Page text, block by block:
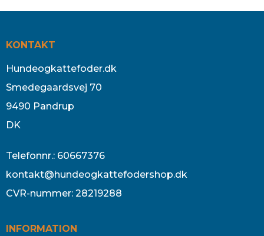
KONTAKT
Hundeogkattefoder.dk
Smedegaardsvej 70
9490 Pandrup
DK
Telefonnr.: 60667376
kontakt@hundeogkattefodershop.dk
CVR-nummer: 28219288
INFORMATION